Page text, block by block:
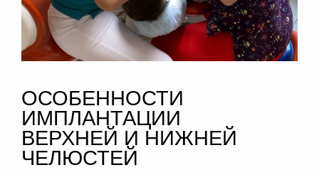
ОСОБЕННОСТИ
ИМПЛАНТАЦИИ
ВЕРХНЕЙ И НИЖНЕЙ
ЧЕЛЮСТЕЙ